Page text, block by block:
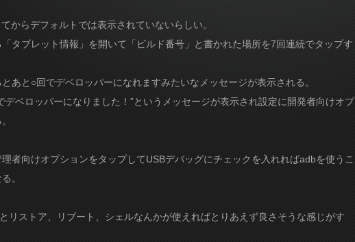
からデフォルトでは表示されていないらしい。
タブレット情報」を開いて「ビルド番号」と書かれた場所を7回連続でタップす
あと○回でデベロッパーになれますみたいなメッセージが表示される。
デベロッパーになりました！”というメッセージが表示され設定に開発者向けオプ
者向けオプションをタップしてUSBデバッグにチェックを入れればadbを使うこ
。
リストア、リブート、シェルなんかが使えればとりあえず良さそうな感じがす